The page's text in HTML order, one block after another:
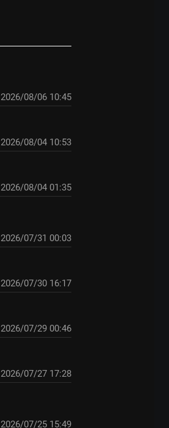
2026/08/06 10:45
2026/08/04 10:53
2026/08/04 01:35
2026/07/31 00:03
2026/07/30 16:17
2026/07/29 00:46
2026/07/27 17:28
2026/07/25 15:49